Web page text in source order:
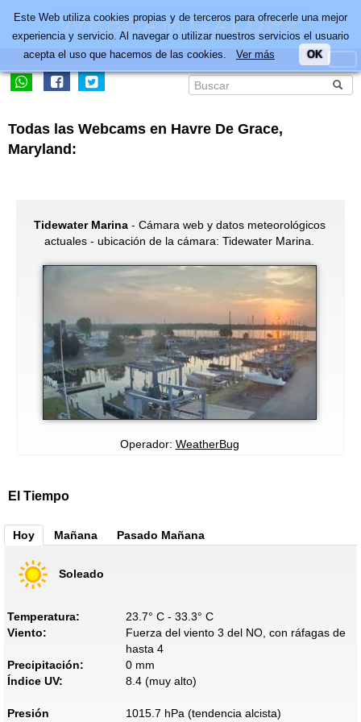
Todas las Webcams en Havre De Grace,
Maryland:
Tidewater Marina- Cámara web y datos meteorológicos
actuales - ubicación de la cámara: Tidewater Marina.
Operador: WeatherBug
El Tiempo
Hoy Mañana Pasado Mañana
Soleado
Temperatura:
23.7° C - 33.3° C
Viento:
Fuerza del viento 3 del NO, con ráfagas de
hasta 4
Precipitación:
0 mm
Índice UV:
8.4 (muy alto)
Presión 1015.7 hPa (tendencia alcista)
Este Web utiliza cookies propias y de terceros para ofrecerle una mejor
experiencia y servicio. Al navegar o utilizar nuestros servicios el usuario
acepta el uso que hacemos de las cookies. Ver más OK